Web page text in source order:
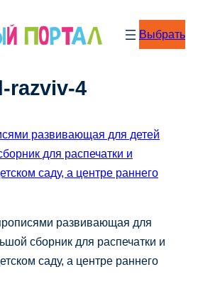
Выбрать
razviv-4
развивающая для
сборник для распечатки и
саду, а центре раннего